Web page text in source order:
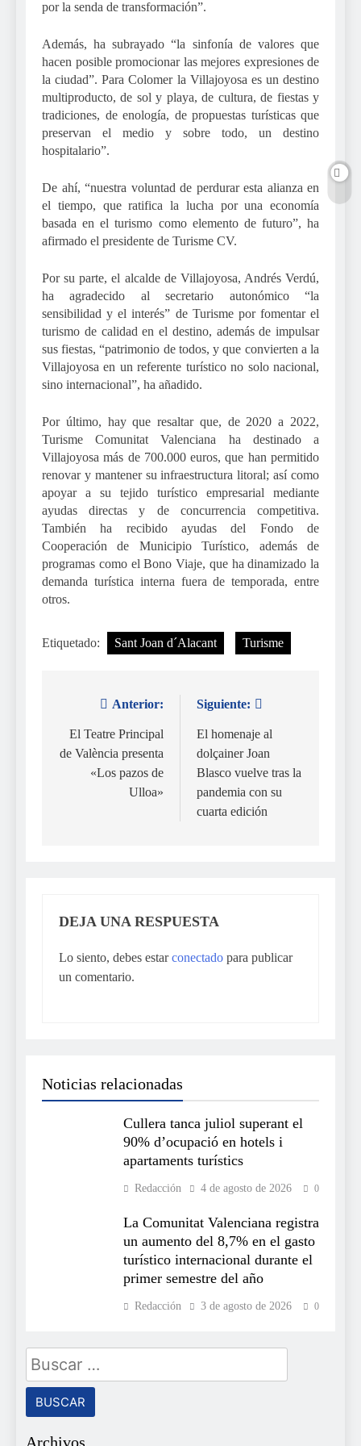
por la senda de transformación”.
Además, ha subrayado “la sinfonía de valores que
hacen posible promocionar las mejores expresiones de
la ciudad”. Para Colomer la Villajoyosa es un destino
multiproducto, de sol y playa, de cultura, de fiestas y
tradiciones, de enología, de propuestas turísticas que
preservan el medio y sobre todo, un destino
hospitalario”.
De ahí, “nuestra voluntad de perdurar esta alianza en
el tiempo, que ratifica la lucha por una economía
basada en el turismo como elemento de futuro”, ha
afirmado el presidente de Turisme CV.
Por su parte, el alcalde de Villajoyosa, Andrés Verdú,
ha agradecido al secretario autonómico “la
sensibilidad y el interés” de Turisme por fomentar el
turismo de calidad en el destino, además de impulsar
sus fiestas, “patrimonio de todos, y que convierten a la
Villajoyosa en un referente turístico no solo nacional,
sino internacional”, ha añadido.
Por último, hay que resaltar que, de 2020 a 2022,
Turisme Comunitat Valenciana ha destinado a
Villajoyosa más de 700.000 euros, que han permitido
renovar y mantener su infraestructura litoral; así como
apoyar a su tejido turístico empresarial mediante
ayudas directas y de concurrencia competitiva.
También ha recibido ayudas del Fondo de
Cooperación de Municipio Turístico, además de
programas como el Bono Viaje, que ha dinamizado la
demanda turística interna fuera de temporada, entre
otros.
Etiquetado: Sant Joan d´Alacant Turisme
Navegación
de
entradas
Anterior:
El Teatre Principal
de València presenta
«Los pazos de
Ulloa»
Siguiente:
El homenaje al
dolçainer Joan
Blasco vuelve tras la
pandemia con su
cuarta edición
DEJA UNA RESPUESTA
Lo siento, debes estarconectado para publicar
un comentario.
Noticias relacionadas
Cullera tanca juliol superant el
90% d’ocupació en hotels i
apartaments turístics
Redacción 4 de agosto de 2026 0
La Comunitat Valenciana registra
un aumento del 8,7% en el gasto
turístico internacional durante el
primer semestre del año
Redacción 3 de agosto de 2026 0
Buscar:
Archivos